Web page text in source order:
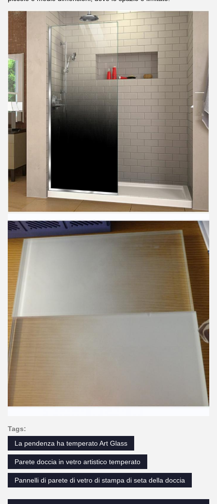
Tags:
La pendenza ha temperato Art Glass
Parete doccia in vetro artistico temperato
Pannelli di parete di vetro di stampa di seta della doccia